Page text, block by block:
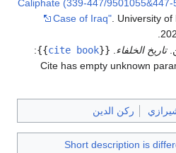
Caliphate (339-447/
Case of Iraq" . University
تاريخ الخلفاء {{
cite book
}}
:
Cite has empty unknown
ركن الدين
Short description is